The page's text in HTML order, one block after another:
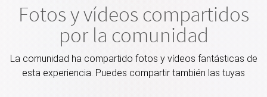
Fotos y vídeos compartidos
por la comunidad
La comunidad ha compartido fotos y vídeos fantásticas de
esta experiencia. Puedes compartir también las tuyas